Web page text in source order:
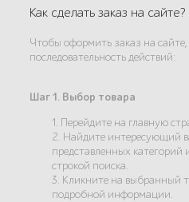
Как сделать заказ на сайте?
Чтобы оформить заказ на
последовательность действий:
Шаг 1. Выбор товара
1. Перейдите на главную
2. Найдите интересующий
представленных категорий
строкой поиска.
3. Кликните на выбранный
подробной информации.